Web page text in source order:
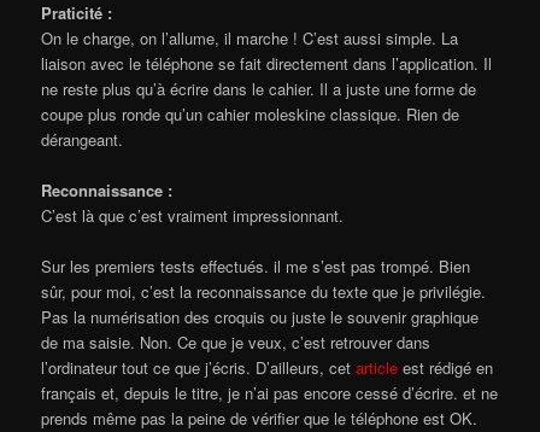
Praticité :
On le charge, on l’allume, il marche ! C’est aussi simple. La
liaison avec le téléphone se fait directement dans l’application. Il
ne reste plus qu’à écrire dans le cahier. Il a juste une forme de
coupe plus ronde qu’un cahier moleskine classique. Rien de
dérangeant.
Reconnaissance :
C’est là que c’est vraiment impressionnant.
Sur les premiers tests effectués. il me s’est pas trompé. Bien
sûr, pour moi, c’est la reconnaissance du texte que je privilégie.
Pas la numérisation des croquis ou juste le souvenir graphique
de ma saisie. Non. Ce que je veux, c’est retrouver dans
l’ordinateur tout ce que j’écris. D’ailleurs, cetarticle est rédigé en
français et, depuis le titre, je n’ai pas encore cessé d’écrire. et ne
prends même pas la peine de vérifier que le téléphone est OK.